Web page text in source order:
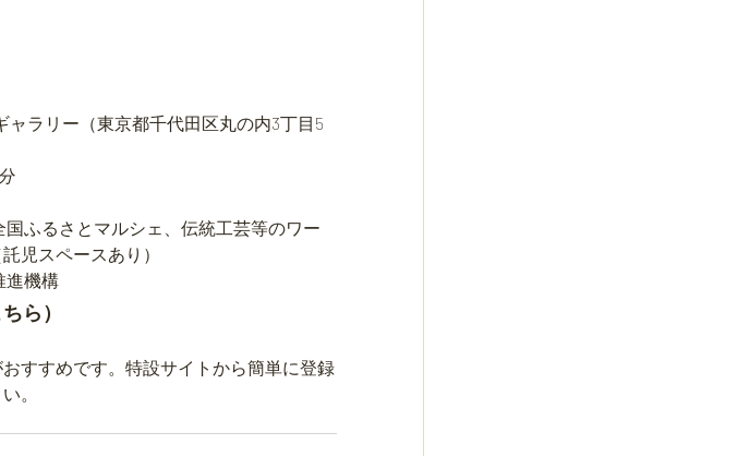
ャラリー（東京都千代田区丸の内3丁目5
ふるさとマルシェ、伝統工芸等のワー
児スペースあり）
進機構
ら）
すすめです。特設サイトから簡単に登録
。